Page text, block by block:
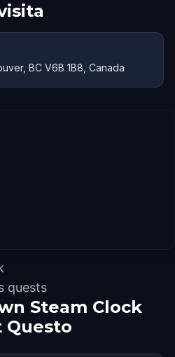
BC V6B 1B8, Canada
quests
Steam Clock
Questo